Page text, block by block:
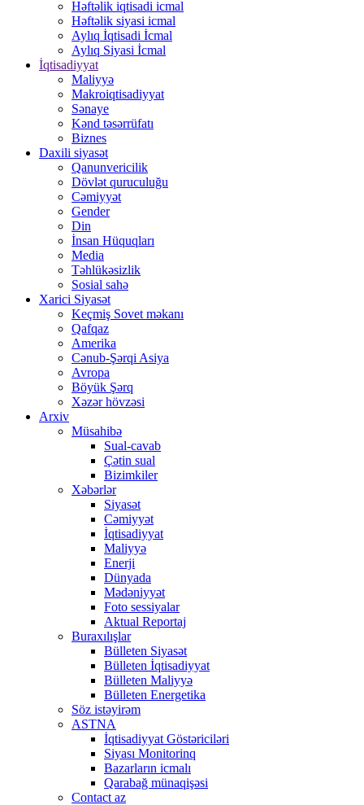
Həftəlik iqtisadi icmal
Həftəlik siyasi icmal
Aylıq İqtisadi İcmal
Aylıq Siyasi İcmal
İqtisadiyyat
Maliyyə
Makroiqtisadiyyat
Sənaye
Kənd təsərrüfatı
Biznes
Daxili siyasət
Qanunvericilik
Dövlət quruculuğu
Cəmiyyət
Gender
Din
İnsan Hüquqları
Media
Təhlükəsizlik
Sosial sahə
Xarici Siyasət
Keçmiş Sovet məkanı
Qafqaz
Amerika
Cənub-Şərqi Asiya
Avropa
Böyük Şərq
Xəzər hövzəsi
Arxiv
Müsahibə
Sual-cavab
Çətin sual
Bizimkiler
Xəbərlər
Siyasət
Cəmiyyət
İqtisadiyyat
Maliyyə
Enerji
Dünyada
Mədəniyyət
Foto sessiyalar
Aktual Reportaj
Buraxılışlar
Bülleten Siyasət
Bülleten İqtisadiyyat
Bülleten Maliyyə
Bülleten Energetika
Söz istəyirəm
ASTNA
İqtisadiyyat Göstəriciləri
Siyası Monitorinq
Bazarların icmalı
Qarabağ münaqişəsi
Contact az